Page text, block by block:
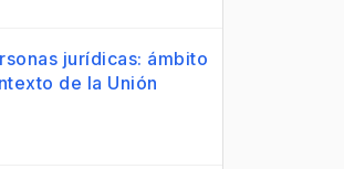
jurídicas: ámbito
de la Unión